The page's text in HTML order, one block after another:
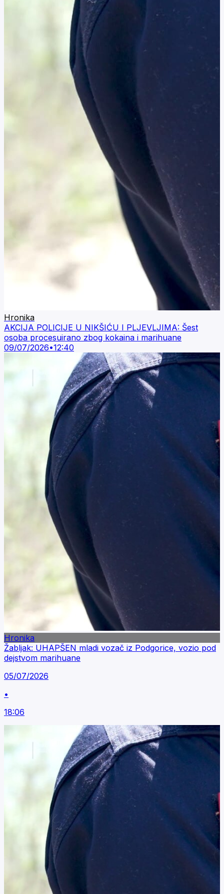
Hronika
AKCIJA POLICIJE U NIKŠIĆU I PLJEVLJIMA: Šest
osoba procesuirano zbog kokaina i marihuane
09/07/2026•12:40
Hronika
Žabljak: UHAPŠEN mladi vozač iz Podgorice, vozio pod
dejstvom marihuane
05/07/2026
•
18:06